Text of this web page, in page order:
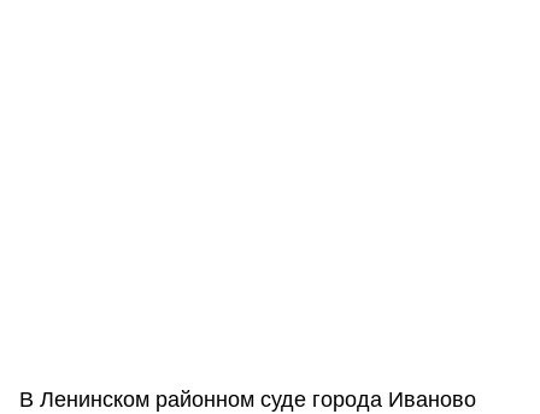
В Ленинском районном суде города Иваново